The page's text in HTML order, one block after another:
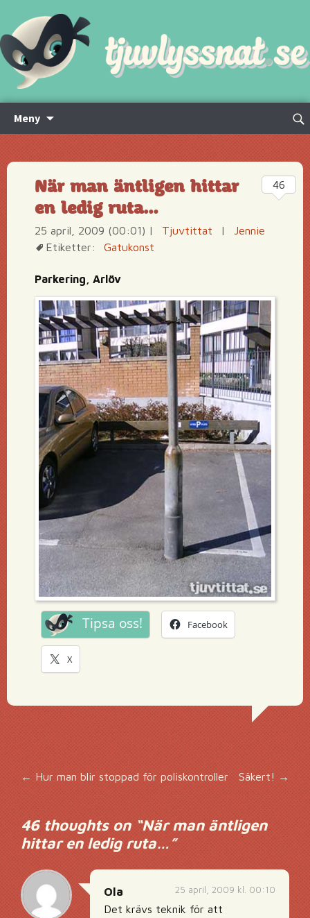
Meny
innehåll
Sök
När man äntligen hittar
en ledig ruta…
25 april, 2009 (00:01) | Tjuvtittat |
Jennie
Etiketter:
Gatukonst
Parkering, Arlöv
Tipsa oss! Facebook
X
46
Inläggsnavigering
←Hur man blir stoppad för poliskontroller Säkert!→
46 thoughts on “När man äntligen
hittar en ledig ruta…”
25 april, 2009 kl. 00:10
Ola
Det krävs teknik för att